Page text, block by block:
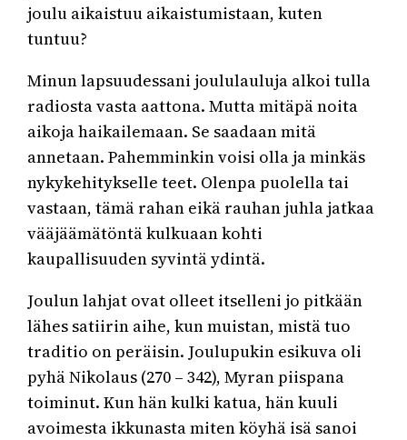
joulu aikaistuu aikaistumistaan, kuten
tuntuu?
Minun lapsuudessani joululauluja alkoi tulla
radiosta vasta aattona. Mutta mitäpä noita
aikoja haikailemaan. Se saadaan mitä
annetaan. Pahemminkin voisi olla ja minkäs
nykykehitykselle teet. Olenpa puolella tai
vastaan, tämä rahan eikä rauhan juhla jatkaa
vääjäämätöntä kulkuaan kohti
kaupallisuuden syvintä ydintä.
Joulun lahjat ovat olleet itselleni jo pitkään
lähes satiirin aihe, kun muistan, mistä tuo
traditio on peräisin. Joulupukin esikuva oli
pyhä Nikolaus (270 – 342), Myran piispana
toiminut. Kun hän kulki katua, hän kuuli
avoimesta ikkunasta miten köyhä isä sanoi